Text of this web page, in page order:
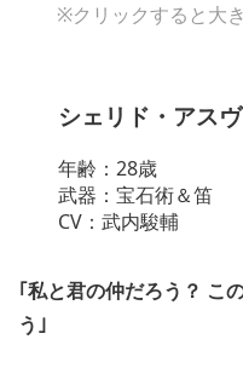
※クリックすると大
シェリド・アス
年齢：28歳
武器：宝石術＆笛
CV：武内駿輔
｢私と君の仲だろう？ こ
う｣